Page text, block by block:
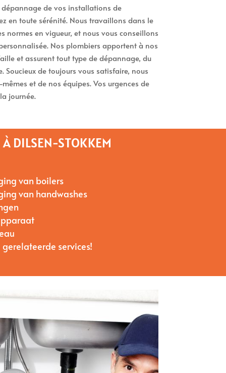
dépannage de vos installations de
en toute sérénité. Nous travaillons dans le
normes en vigueur, et nous vous conseillons
Nos plombiers apportent à nos
et assurent tout type de dépannage, du
Soucieux de toujours vous satisfaire, nous
et de nos équipes. Vos urgences de
journée.
À DILSEN-STOKKEM
van boilers
van handwashes
services!